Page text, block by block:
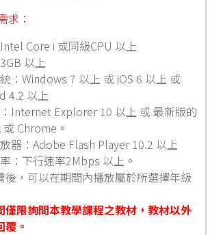
求：
Core i 或同級CPU 以上
以上
：Windows 7 以上 或 iOS 6 以上 或
4.2 以上
Internet Explorer 10 以上 或 最新版的
Chrome。
器：Adobe Flash Player 10.2 以上
：下行速率2Mbps 以上。
後，可以在期間內播放屬於所選擇年級
僅限詢問本教學課程之教材，教材以外
。